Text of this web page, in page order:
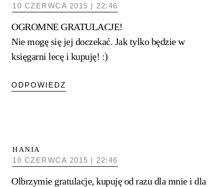
10 CZERWCA 2015 | 22:46
OGROMNE GRATULACJE!
Nie mogę się jej doczekać. Jak tylko będzie w
księgarni lecę i kupuję! :)
ODPOWIEDZ
HANIA
10 CZERWCA 2015 | 22:46
Olbrzymie gratulacje, kupuję od razu dla mnie i dla